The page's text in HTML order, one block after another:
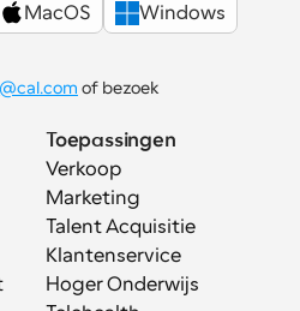
MacOS
Windows
Toepassingen
Verkoop
Marketing
Talent Acquisitie
Klantenservice
Hoger Onderwijs